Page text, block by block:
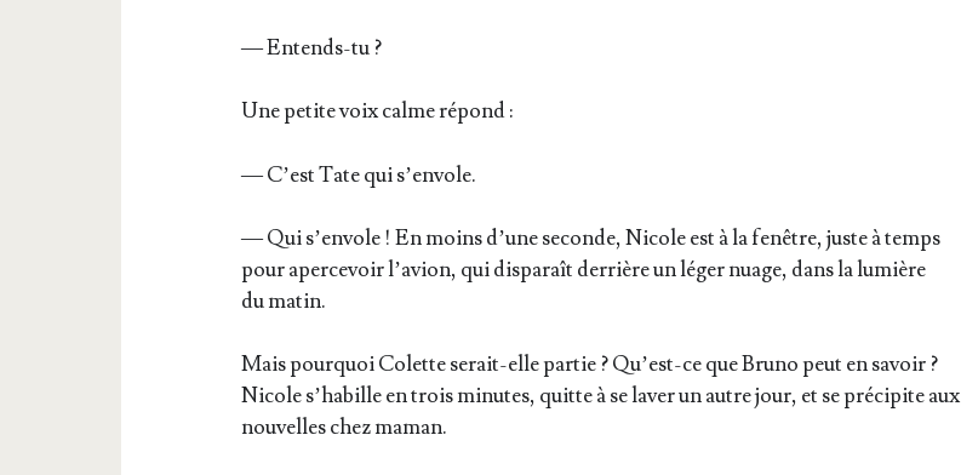
— Entends-tu ?
Une petite voix calme répond :
— C’est Tate qui s’envole.
— Qui s’en­vole ! En moins d’une seconde, Nicole est à la fenêtre, juste à temps
pour aper­ce­voir l’a­vion, qui dis­pa­raît der­rière un léger nuage, dans la lumière
du matin.
Mais pour­quoi Colette serait-elle par­tie ? Qu’est-ce que Bru­no peut en savoir ?
Nicole s’ha­bille en trois minutes, quitte à se laver un autre jour, et se pré­ci­pite aux
nou­velles chez maman.